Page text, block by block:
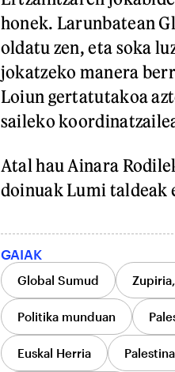
honek. Larunbatean
oldatu zen, eta soka
jokatzeko manera
Loiun gertatutakoa
saileko
Atal hau Ainara
doinuak Lumi taldeak
GAIAK
Global Sumud
Politika munduan
Euskal Herria